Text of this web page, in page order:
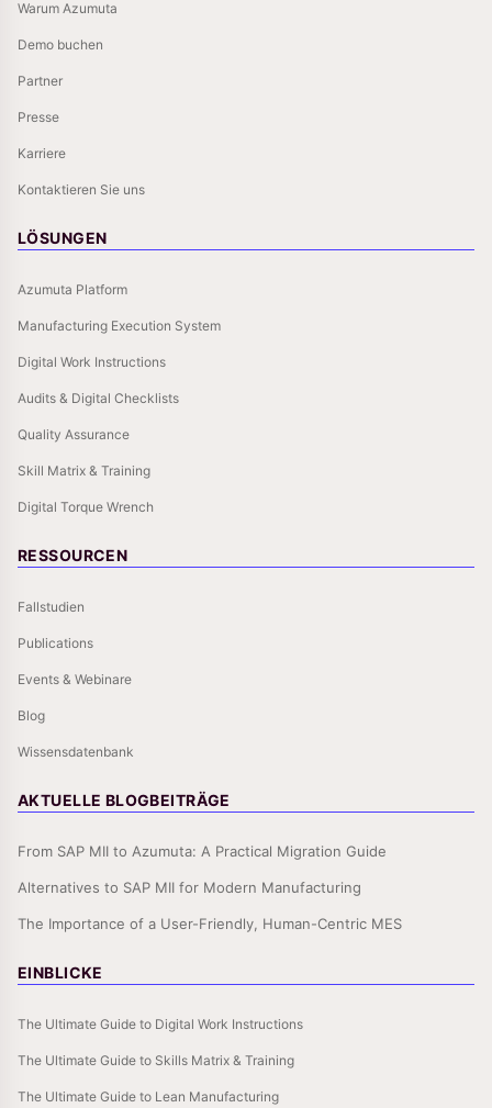
Warum Azumuta
Demo buchen
Partner
Presse
Karriere
Kontaktieren Sie uns
LÖSUNGEN
Azumuta Platform
Manufacturing Execution System
Digital Work Instructions
Audits & Digital Checklists
Quality Assurance
Skill Matrix & Training
Digital Torque Wrench
RESSOURCEN
Fallstudien
Publications
Events & Webinare
Blog
Wissensdatenbank
AKTUELLE BLOGBEITRÄGE
From SAP MII to Azumuta: A Practical Migration Guide
Alternatives to SAP MII for Modern Manufacturing
The Importance of a User-Friendly, Human-Centric MES
EINBLICKE
The Ultimate Guide to Digital Work Instructions
The Ultimate Guide to Skills Matrix & Training
The Ultimate Guide to Lean Manufacturing